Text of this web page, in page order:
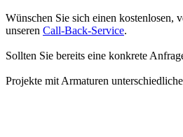
Wünschen Sie sich einen kostenlosen,
unseren Call-Back-Service.
Sollten Sie bereits eine konkrete
Projekte mit Armaturen